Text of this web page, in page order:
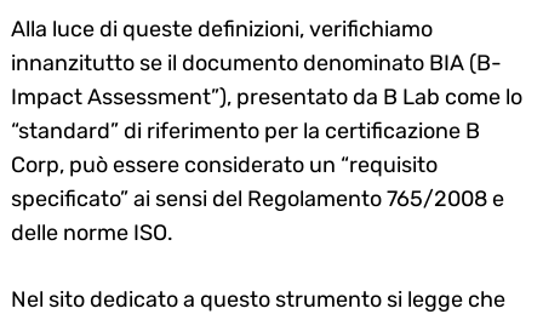
Alla luce di queste definizioni, verifichiamo
innanzitutto se il documento denominato BIA (B-
Impact Assessment”), presentato da B Lab come lo
“standard” di riferimento per la certificazione B
Corp, può essere considerato un “requisito
specificato” ai sensi del Regolamento 765/2008 e
delle norme ISO.
Nel sito dedicato a questo strumento si legge che